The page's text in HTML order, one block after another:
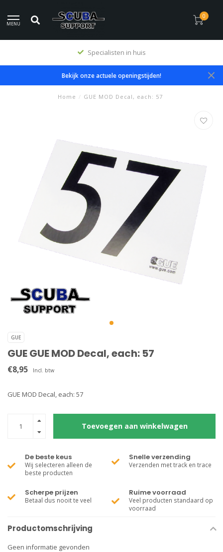
MENU
0
Specialisten in huis
Bekijk onze actuele openingstijden!
Home / GUE MOD Decal, each: 57
GUE
GUE GUE MOD Decal, each: 57
€8,95 Incl. btw
GUE MOD Decal, each: 57
Toevoegen aan winkelwagen
De beste keus
Wij selecteren alleen de
beste producten
Snelle verzending
Verzenden met track en trace
Scherpe prijzen
Betaal dus nooit te veel
Ruime voorraad
Veel producten standaard op
voorraad
Productomschrijving
Geen informatie gevonden